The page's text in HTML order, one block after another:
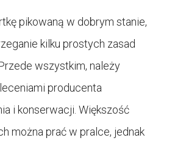
pikowaną w dobrym stanie,
kilku prostych zasad
wszystkim, należy
producenta
i konserwacji. Większość
można prać w pralce, jednak